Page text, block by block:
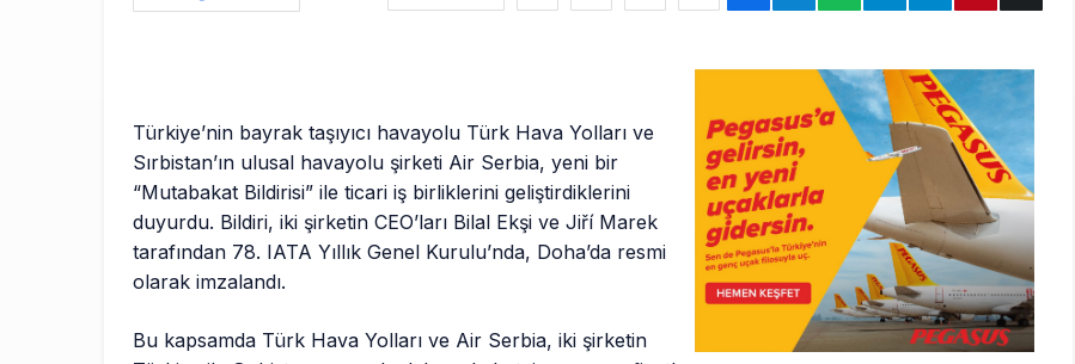
Türkiye’nin bayrak taşıyıcı havayolu Türk Hava Yolları ve
Sırbistan’ın ulusal havayolu şirketi Air Serbia, yeni bir
“Mutabakat Bildirisi” ile ticari iş birliklerini geliştirdiklerini
duyurdu. Bildiri, iki şirketin CEO’ları Bilal Ekşi ve Jiří Marek
tarafından 78. IATA Yıllık Genel Kurulu’nda, Doha’da resmi
olarak imzalandı.
Bu kapsamda Türk Hava Yolları ve Air Serbia, iki şirketin